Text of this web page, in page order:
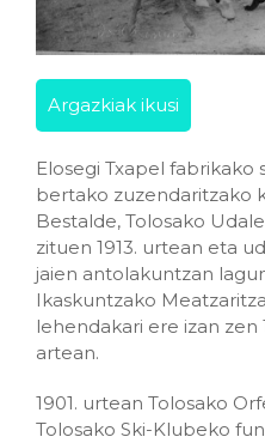
Argazkiak ikusi
Elosegi Txapel fabrikako
bertako zuzendaritzako
Bestalde, Tolosako
zituen 1913. urtean eta
jaien antolakuntzan
Ikaskuntzako
lehendakari ere izan zen
artean.
1901. urtean Tolosako
Tolosako Ski-Klubeko